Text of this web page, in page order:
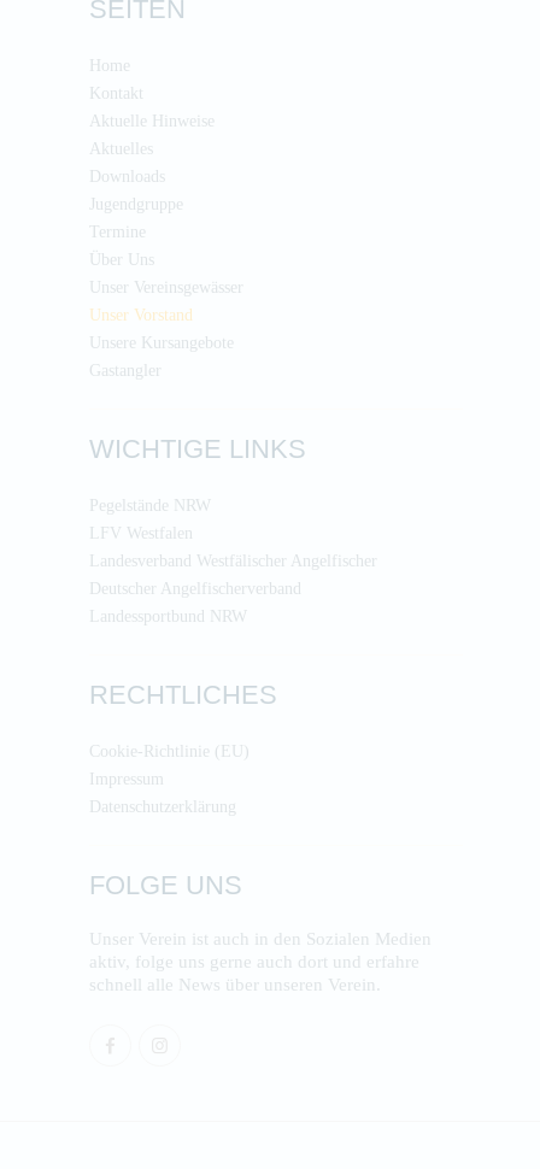
SEITEN
Home
Kontakt
Aktuelle Hinweise
Aktuelles
Downloads
Jugendgruppe
Termine
Über Uns
Unser Vereinsgewässer
Unser Vorstand
Unsere Kursangebote
Gastangler
WICHTIGE LINKS
Pegelstände NRW
LFV Westfalen
Landesverband Westfälischer Angelfischer
Deutscher Angelfischerverband
Landessportbund NRW
RECHTLICHES
Cookie-Richtlinie (EU)
Impressum
Datenschutzerklärung
FOLGE UNS
Unser Verein ist auch in den Sozialen Medien
aktiv, folge uns gerne auch dort und erfahre
schnell alle News über unseren Verein.